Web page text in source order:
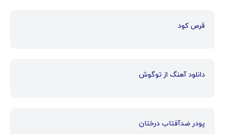
قرص کود
دانلود آهنگ از توگوش
پودر ضدآفتاب درختان